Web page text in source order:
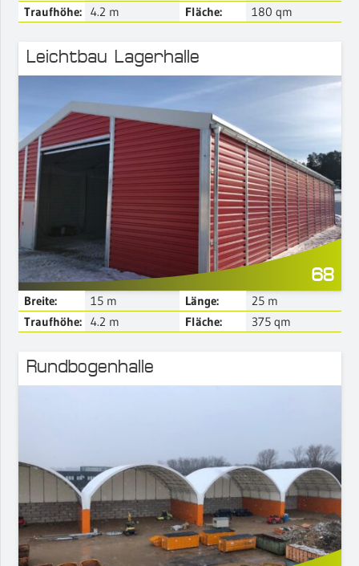
Traufhöhe:
4.2 m Fläche: 180 qm
Leichtbau Lagerhalle
Mehr Details
68
Breite: 15m Länge: 25 m
Traufhöhe:
4.2 m Fläche: 375 qm
Rundbogenhalle
Mehr Details